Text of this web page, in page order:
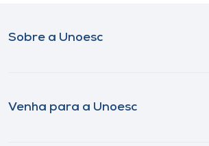
Sobre a Unoesc
Venha para a Unoesc